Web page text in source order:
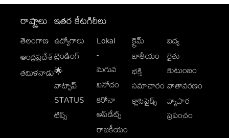
రాష్ట్రాలు
తెలంగాణ
ఆంధ్రప్రదేశ్
తమిళనాడు
ఇతర కేటగిరీలు
ఉద్యోగాలు
ట్రెండింగ్
🌟
వాట్సాప్
STATUS
టిప్స్
Lokal
-
మగువ
వినోదం
కరోనా
అప్‌డేట్స్
రాజకీయం
క్రైమ్
జాతీయం
భక్తి
సమాచారం
క్లాసిఫైడ్స్
విద్య
రైతు
కుటుంబం
వాతావరణం
వ్యాపార
ప్రపంచం